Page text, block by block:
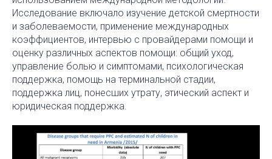
Исследование включало изучение детской смертности
и заболеваемости, применение международных
коэффициентов, интервью с провайдерами помощи и
оценку различных аспектов помощи: общий уход,
управление болью и симптомами, психологическая
поддержка, помощь на терминальной стадии,
поддержка лиц, понесших утрату, этический аспект и
юридическая поддержка.